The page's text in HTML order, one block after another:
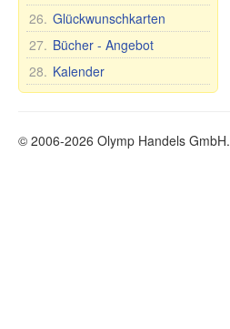
Tee- und Tafelsets für 6
Personen
26. Glückwunschkarten
27. Bücher - Angebot
28. Kalender
© 2006-2026 Olymp Handels GmbH.